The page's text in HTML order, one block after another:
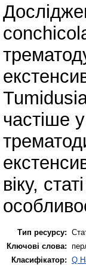
частіше
віку,
Тип ресурсу:
Ключові слова:
Класифікатор: Q